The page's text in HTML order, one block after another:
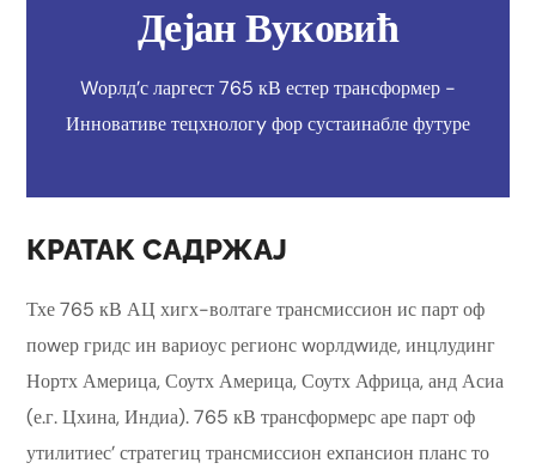
Дејан Вуковић
Wорлд’с ларгест 765 кВ естер трансформер -
Инновативе тецхнологy фор сустаинабле футуре
КРАТАК САДРЖАЈ
Тхе 765 кВ АЦ хигх-волтаге трансмиссион ис парт оф
поwер гридс ин вариоус регионс wорлдwиде, инцлудинг
Нортх Америца, Соутх Америца, Соутх Африца, анд Асиа
(е.г. Цхина, Индиа). 765 кВ трансформерс аре парт оф
утилитиес’ стратегиц трансмиссион еxпансион планс то